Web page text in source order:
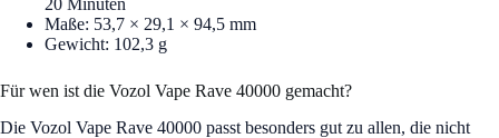
20 Minuten
Maße: 53,7 × 29,1 × 94,5 mm
Gewicht: 102,3 g
Für wen ist die Vozol Vape Rave 40000 gemacht?
Die Vozol Vape Rave 40000 passt besonders gut zu allen, die nicht